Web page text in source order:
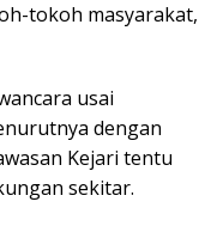
tokoh masyarakat,
usai
dengan
Kejari tentu
sekitar.